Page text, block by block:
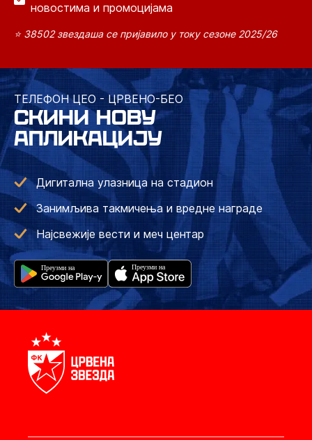
новостима и промоцијама
⭐ 38502 звездаша се пријавило у току сезоне 2025/26
ТЕЛЕФОН ЦЕО - ЦРВЕНО-БЕО
СКИНИ НОВУ
АПЛИКАЦИЈУ
Дигитална улазница на стадион
Занимљива такмичења и вредне награде
Најсвежије вести и меч центар